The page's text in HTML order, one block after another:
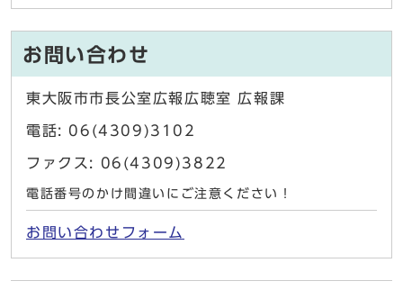
お問い合わせ
東大阪市市長公室広報広聴室 広報課
電話: 06(4309)3102
ファクス: 06(4309)3822
電話番号のかけ間違いにご注意ください！
お問い合わせフォーム